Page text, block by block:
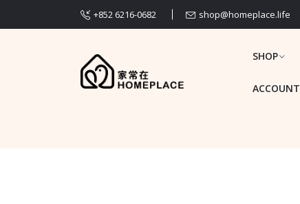
+852 6216-0682 shop@homeplace.life
SHOP
ACCOUNT